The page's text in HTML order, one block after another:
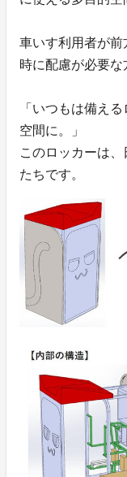
車いす利用者が
時に配慮が必要な
「いつもは備え
空間に。」
このロッカーは
たちです。